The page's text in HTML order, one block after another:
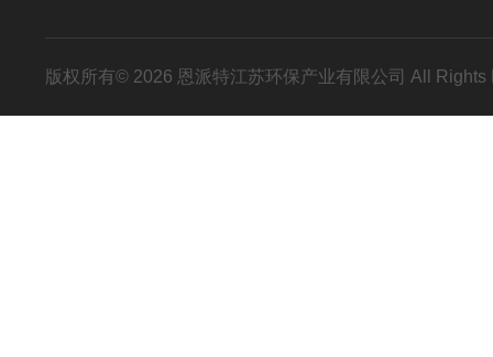
版权所有© 2026 恩派特江苏环保产业有限公司 All